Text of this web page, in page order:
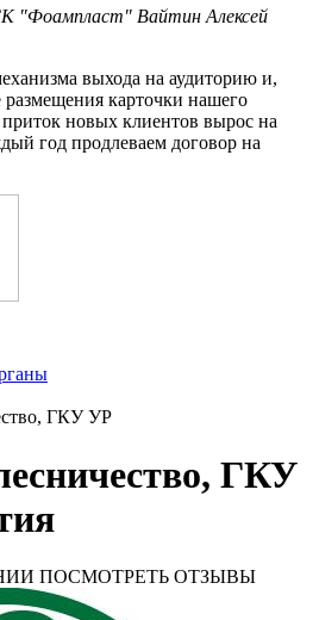
"Фоампласт" Вайтин Алексей
выхода на аудиторию и,
карточки нашего
новых клиентов вырос на
год продлеваем договор на
ГКУ УР
ГКУ
ПОСМОТРЕТЬ ОТЗЫВЫ